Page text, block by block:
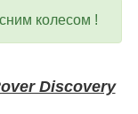
колесом !
Discovery